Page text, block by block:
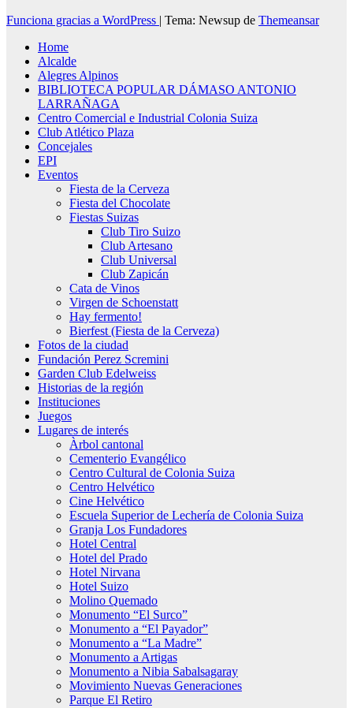
Funciona gracias a WordPress | Tema: Newsup de Themeansar
Home
Alcalde
Alegres Alpinos
BIBLIOTECA POPULAR DÁMASO ANTONIO
LARRAÑAGA
Centro Comercial e Industrial Colonia Suiza
Club Atlético Plaza
Concejales
EPI
Eventos
Fiesta de la Cerveza
Fiesta del Chocolate
Fiestas Suizas
Club Tiro Suizo
Club Artesano
Club Universal
Club Zapicán
Cata de Vinos
Virgen de Schoenstatt
Hay fermento!
Bierfest (Fiesta de la Cerveza)
Fotos de la ciudad
Fundación Perez Scremini
Garden Club Edelweiss
Historias de la región
Instituciones
Juegos
Lugares de interés
Àrbol cantonal
Cementerio Evangélico
Centro Cultural de Colonia Suiza
Centro Helvético
Cine Helvético
Escuela Superior de Lechería de Colonia Suiza
Granja Los Fundadores
Hotel Central
Hotel del Prado
Hotel Nirvana
Hotel Suizo
Molino Quemado
Monumento “El Surco”
Monumento a “El Payador”
Monumento a “La Madre”
Monumento a Artigas
Monumento a Nibia Sabalsagaray
Movimiento Nuevas Generaciones
Parque El Retiro